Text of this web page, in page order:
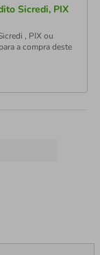
Sicredi, PIX
, PIX ou
a compra deste